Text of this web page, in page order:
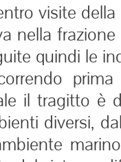
visite della
nella
quindi le
il tragitto è
diversi,